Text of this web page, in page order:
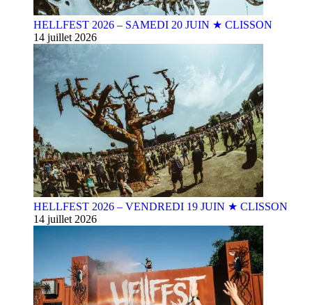
HELLFEST 2026 – SAMEDI 20 JUIN ★ CLISSON
14 juillet 2026
HELLFEST 2026 – VENDREDI 19 JUIN ★ CLISSON
14 juillet 2026